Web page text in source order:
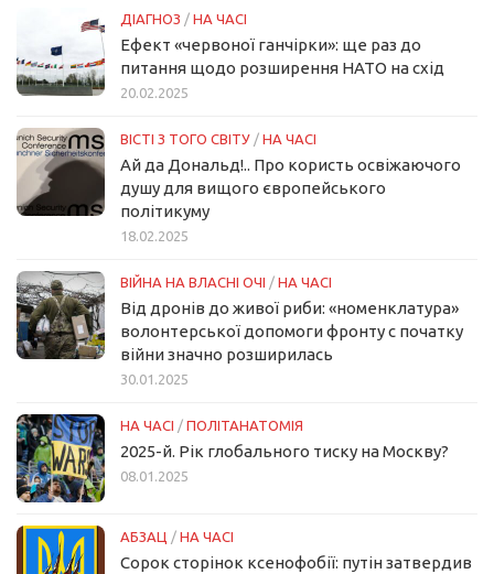
ДІАГНОЗ / НА ЧАСІ
Ефект «червоної ганчірки»: ще раз до
питання щодо розширення НАТО на схід
20.02.2025
ВІСТІ З ТОГО СВІТУ / НА ЧАСІ
Ай да Дональд!.. Про користь освіжаючого
душу для вищого європейського
політикуму
18.02.2025
ВІЙНА НА ВЛАСНІ ОЧІ / НА ЧАСІ
Від дронів до живої риби: «номенклатура»
волонтерської допомоги фронту с початку
війни значно розширилась
30.01.2025
НА ЧАСІ / ПОЛІТАНАТОМІЯ
2025-й. Рік глобального тиску на Москву?
08.01.2025
АБЗАЦ / НА ЧАСІ
Сорок сторінок ксенофобії: путін затвердив